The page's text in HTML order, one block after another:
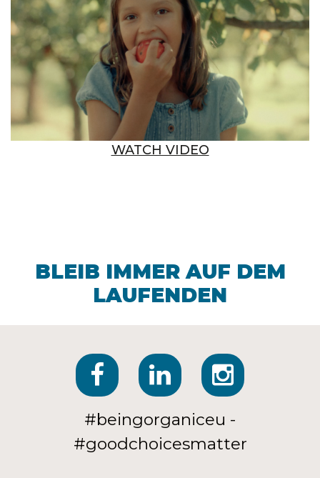
WATCH VIDEO
BLEIB IMMER AUF DEM
LAUFENDEN
#beingorganiceu -
#goodchoicesmatter